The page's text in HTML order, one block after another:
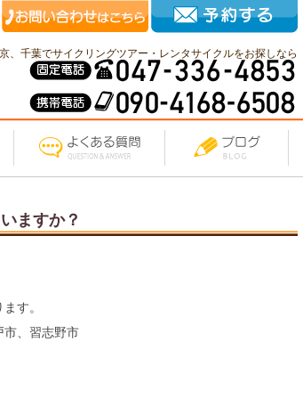
、千葉でサイクリングツアー・レンタサイクルをお探しなら
ますか？
す。
市、習志野市